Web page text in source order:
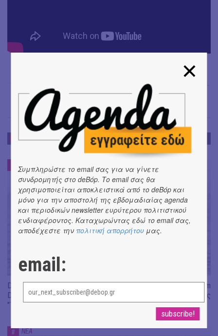
ΝΕΑ
Don't Let Me Be Misunderstood | Alexandros Livitsanos, Willem
Dafoe, Czech Studio Orchestra | Από το soundtrack της ταινίας
"The Birthday Party"
# ΝΕΑ
Συμπληρώστε το email σας για να γίνετε
συνδρομητής στο deBόp. Το email σας θα
χρησιμοποιείται αποκλειστικά από το deBόp και
μόνο για την αποστολή της εβδομαδιαίας agenda
και περιοδικών newsletter ευρύτερου πολιτιστικού
ενδιαφέροντος. Καταχωρώντας εδώ το email σας,
αποδέχεστε την πολιτική απορρήτου μας.
email: